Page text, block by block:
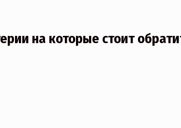
на которые стоит